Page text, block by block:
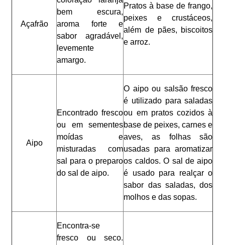
Açafrão
bem escura,
aroma forte e
sabor agradável,
levemente
amargo.
Pratos à base de frango,
peixes e crustáceos,
além de pães, biscoitos
e arroz.
Aipo
Encontrado fresco
ou em sementes
moídas e
misturadas com
sal para o preparo
do sal de aipo.
O aipo ou salsão fresco
é utilizado para saladas
ou em pratos cozidos à
base de peixes, carnes e
aves, as folhas são
usadas para aromatizar
os caldos. O sal de aipo
é usado para realçar o
sabor das saladas, dos
molhos e das sopas.
Encontra-se
fresco ou seco.